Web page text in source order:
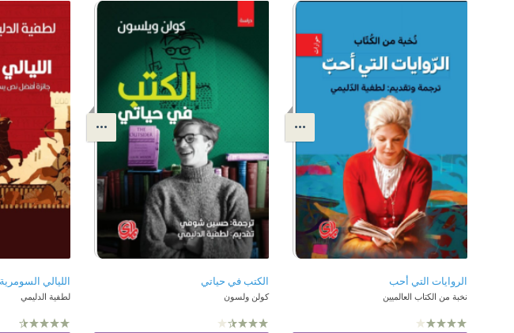
الروايات التي أحب
نخبة من الكتاب العالميين
الكتب في حياتي
كولن ولسون
الليالي السومرية
لطفية الدليمي